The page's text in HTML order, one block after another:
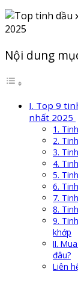
Nội dung
I. Top 9
nhất 2025
1.
2.
3.
4.
5.
6.
7.
8.
9.
khớp
II.
đâu?
Liên